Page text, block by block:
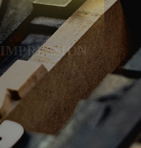
IMPRESSION